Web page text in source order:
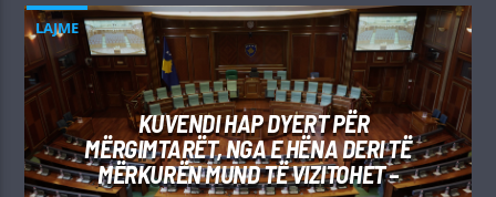
LAJME
KUVENDI HAP DYERT PËR
MËRGIMTARËT, NGA E HËNA DERI TË
MËRKURËN MUND TË VIZITOHET –